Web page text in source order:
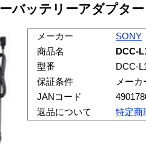
バッテリーアダプタ
メーカー
SONY
商品名
DCC-
型番
DCC-
保証条件
メーカ
JANコード
返品について
特定商